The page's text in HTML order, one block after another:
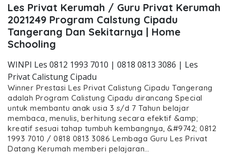
Les Privat Kerumah / Guru Privat Kerumah
2021249 Program Calstung Cipadu
Tangerang Dan Sekitarnya | Home
Schooling
WINPI Les 0812 1993 7010 | 0818 0813 3086 | Les
Privat Calistung Cipadu
Winner Prestasi Les Privat Calistung Cipadu Tangerang
adalah Program Calistung Cipadu dirancang Special
untuk membantu anak usia 3 s/d 7 Tahun belajar
membaca, menulis, berhitung secara efektif &amp;
kreatif sesuai tahap tumbuh kembangnya, &#9742; 0812
1993 7010 / 0818 0813 3086 Lembaga Guru Les Privat
Datang Kerumah memberi pelajaran…